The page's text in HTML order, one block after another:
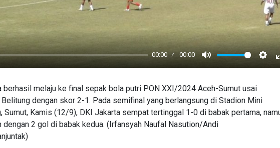
00:00 00:00
Mute
berhasil melaju ke final sepak bola putri PON XXI/2024 Aceh-Sumut usai
Belitung dengan skor 2-1. Pada semifinal yang berlangsung di Stadion Mini
Sumut, Kamis (12/9), DKI Jakarta sempat tertinggal 1-0 di babak pertama,
dengan 2 gol di babak kedua. (Irfansyah Naufal Nasution/Andi